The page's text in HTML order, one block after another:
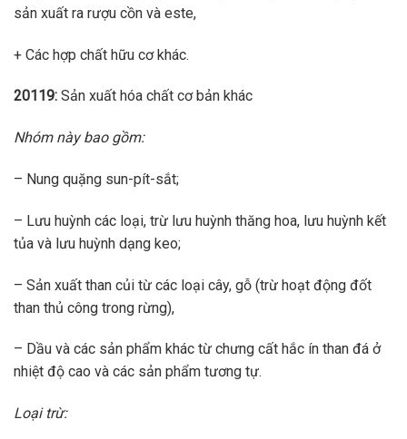
sản xuất ra rượu cồn và este,
+ Các hợp chất hữu cơ khác.
20119: Sản xuất hóa chất cơ bản khác
Nhóm này bao gồm:
– Nung quặng sun-pít-sắt;
– Lưu huỳnh các loại, trừ lưu huỳnh thăng hoa, lưu huỳnh kết
tủa và lưu huỳnh dạng keo;
– Sản xuất than củi từ các loại cây, gỗ (trừ hoạt động đốt
than thủ công trong rừng),
– Dầu và các sản phẩm khác từ chưng cất hắc ín than đá ở
nhiệt độ cao và các sản phẩm tương tự.
Loại trừ: